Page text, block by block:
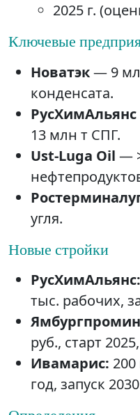
2025 г.
Ключевые
Новатэк— 9
конденсата.
РусХимАльянс
13 млн т СПГ.
Ust-Luga Oil —
угля.
Новые стройки
РусХимАльянс:
тыс. рабочих,
руб., старт
Ивамарис:
год, запуск